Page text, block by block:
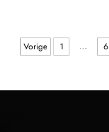
Vorige 1 ... 6